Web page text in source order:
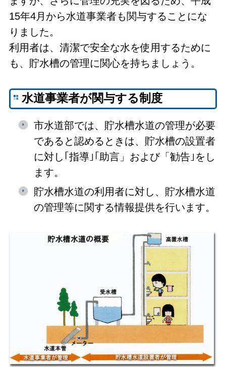
15年4月から水道事業者も関与することにな
りました。
利用者は、清潔で安全な水を使用するために
も、貯水槽の管理に関心を持ちましょう。
水道事業者が関与する制度
市水道部では、貯水槽水道の管理が必要
であると認めるときは、貯水槽の設置者
に対し｢指導｣｢助言」および「勧告｣をし
ます。
貯水槽水道の利用者に対し、貯水槽水道
の管理等に関する情報提供を行います。